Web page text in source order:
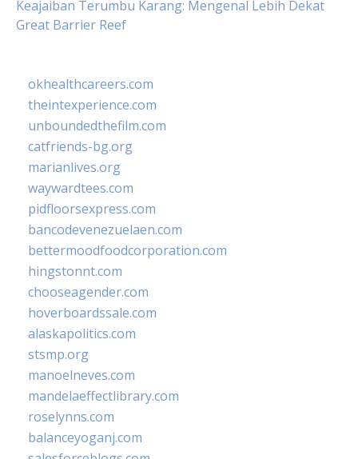
Keajaiban Terumbu Karang: Mengenal Lebih Dekat
Great Barrier Reef
okhealthcareers.com
theintexperience.com
unboundedthefilm.com
catfriends-bg.org
marianlives.org
waywardtees.com
pidfloorsexpress.com
bancodevenezuelaen.com
bettermoodfoodcorporation.com
hingstonnt.com
chooseagender.com
hoverboardssale.com
alaskapolitics.com
stsmp.org
manoelneves.com
mandelaeffectlibrary.com
roselynns.com
balanceyoganj.com